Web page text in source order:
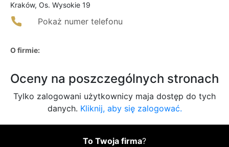
Kraków, Os. Wysokie 19
Pokaż numer telefonu
O firmie:
Oceny na poszczególnych stronach
Tylko zalogowani użytkownicy maja dostęp do tych
danych. Kliknij, aby się zalogować.
To Twoja firma?